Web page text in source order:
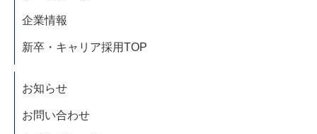
企業情報
新卒・キャリア採用TOP
お知らせ
お問い合わせ